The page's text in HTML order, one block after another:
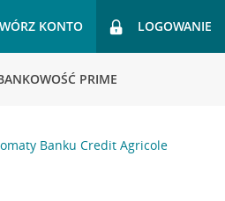
KONTO LOGOWANIE
PRIME
Banku Credit Agricole